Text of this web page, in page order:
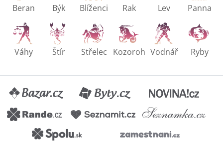
Beran Býk Blíženci Rak Lev Panna
Váhy Štír Střelec Kozoroh Vodnář Ryby